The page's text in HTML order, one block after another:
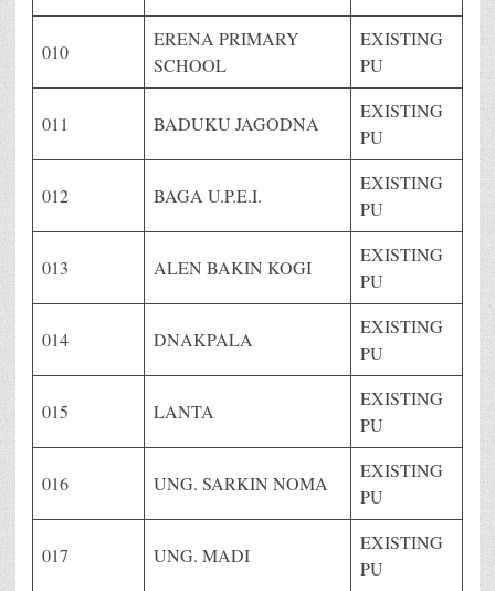
010
ERENA PRIMARY
SCHOOL
EXISTING
PU
011 BADUKU JAGODNA
EXISTING
PU
012 BAGA U.P.E.I.
EXISTING
PU
013 ALEN BAKIN KOGI
EXISTING
PU
014 DNAKPALA
EXISTING
PU
015 LANTA
EXISTING
PU
016 UNG. SARKIN NOMA
EXISTING
PU
017 UNG. MADI
EXISTING
PU